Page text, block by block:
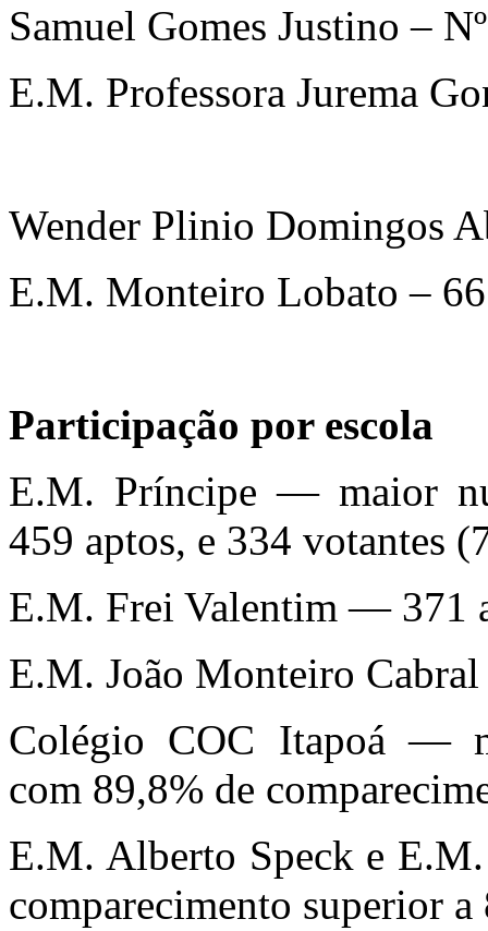
Samuel Gomes Justino –
E.M. Professora Jurema
Wender Plinio Domingos
E.M. Monteiro Lobato –
Participação por escola
E.M. Príncipe — maior
459 aptos, e 334 votantes
E.M. Frei Valentim — 371
E.M. João Monteiro
Colégio COC Itapoá —
com 89,8% de
E.M. Alberto Speck e
comparecimento superior a